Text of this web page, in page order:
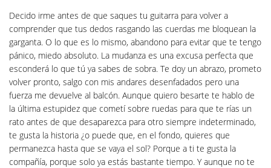
Decido irme antes de que saques tu guitarra para volver a
comprender que tus dedos rasgando las cuerdas me bloquean la
garganta. O lo que es lo mismo, abandono para evitar que te tengo
pánico, miedo absoluto. La mudanza es una excusa perfecta que
esconderá lo que tú ya sabes de sobra. Te doy un abrazo, prometo
volver pronto, salgo con mis andares desenfadados pero una
fuerza me devuelve al balcón. Aunque quiero besarte te hablo de
la última estupidez que cometí sobre ruedas para que te rías un
rato antes de que desaparezca para otro siempre indeterminado,
te gusta la historia ¿o puede que, en el fondo, quieres que
permanezca hasta que se vaya el sol? Porque a ti te gusta la
compañía, porque solo ya estás bastante tiempo. Y aunque no te